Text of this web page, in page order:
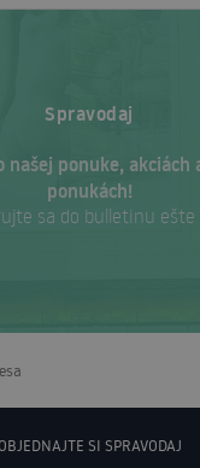
Spravodaj
ponuke, akciách
ponukách!
sa do bulletinu ešte
OBJEDNAJTE SI SPRAVODAJ